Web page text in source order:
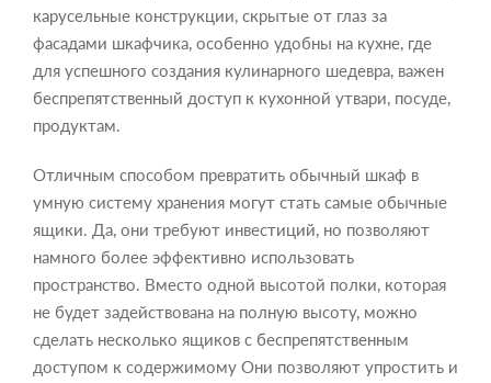
карусельные конструкции, скрытые от глаз за
фасадами шкафчика, особенно удобны на кухне, где
для успешного создания кулинарного шедевра, важен
беспрепятственный доступ к кухонной утвари, посуде,
продуктам.
Отличным способом превратить обычный шкаф в
умную систему хранения могут стать самые обычные
ящики. Да, они требуют инвестиций, но позволяют
намного более эффективно использовать
пространство. Вместо одной высотой полки, которая
не будет задействована на полную высоту, можно
сделать несколько ящиков с беспрепятственным
доступом к содержимому Они позволяют упростить и